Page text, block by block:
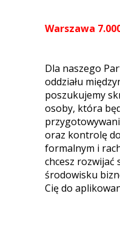
Warszawa
Dla naszego
oddziału
poszukujemy
osoby, która
oraz kontrolę
formalnym i
chcesz rozwijać
środowisku
Cię do